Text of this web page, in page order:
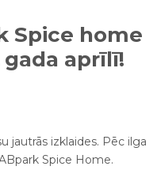
Spice home
aprīlī!
jautrās izklaides. Pēc ilga
Spice Home.